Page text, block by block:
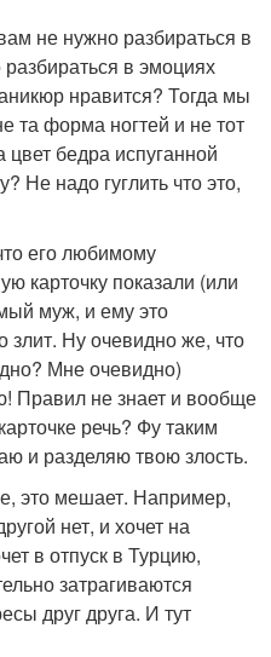
не нужно разбираться в
в эмоциях
нравится? Тогда мы
та форма ногтей и не тот
цвет бедра испуганной
Не надо гуглить что это,
его любимому
карточку показали (или
муж, и ему это
злит. Ну очевидно же, что
Мне очевидно)
Правил не знает и вообще
речь? Фу таким
и разделяю твою злость.
это мешает. Например,
нет, и хочет на
в отпуск в Турцию,
затрагиваются
друг друга. И тут